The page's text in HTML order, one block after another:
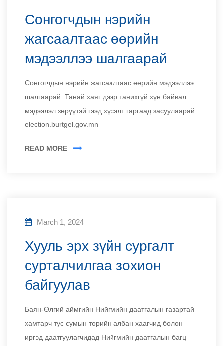
Сонгогчдын нэрийн
жагсаалтаас өөрийн
мэдээллээ шалгаарай
Сонгогчдын нэрийн жагсаалтаас өөрийн мэдээллээ
шалгаарай. Танай хаяг дээр танихгүй хүн байвал
мэдээлэл зөрүүтэй гээд хүсэлт гаргаад засуулаарай.
election.burtgel.gov.mn
READ MORE
March 1, 2024
Хууль эрх зүйн сургалт
сурталчилгаа зохион
байгуулав
Баян-Өлгий аймгийн Нийгмийн даатгалын газартай
хамтарч тус сумын төрийн албан хаагчид болон
иргэд даатгуулагчидад Нийгмийн даатгалын багц